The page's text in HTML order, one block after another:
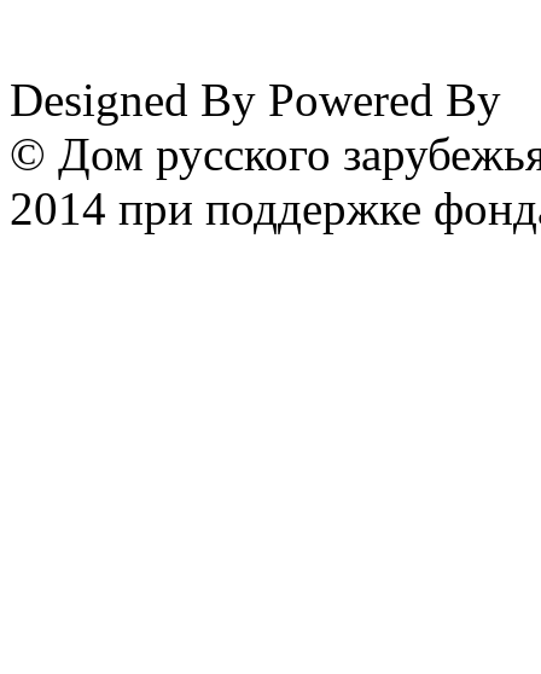
Designed By Powered By
© Дом русского
2014 при поддержке